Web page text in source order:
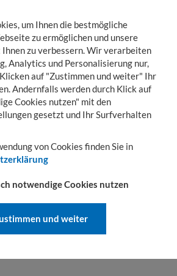
KONTO WARENKORB
für sicheres Lagern
Stoffe
Verwertungund
auchGefahrenstoffe.Nutzen Sie
um Ihnen die bestmögliche
zu ermöglichen und unsere
zu verbessern. Wir verarbeiten
Analytics und Personalisierung nur,
auf "Zustimmen und weiter" Ihr
Andernfalls werden durch Klick auf
Cookies nutzen" mit den
gesetzt und Ihr Surfverhalten
von Cookies finden Sie in
notwendige Cookies nutzen
und weiter